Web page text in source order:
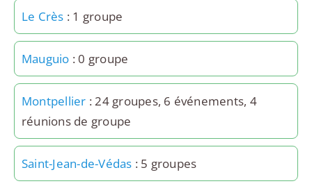
Le Crès : 1 groupe
Mauguio : 0 groupe
Montpellier : 24 groupes, 6 événements, 4
réunions de groupe
Saint-Jean-de-Védas : 5 groupes